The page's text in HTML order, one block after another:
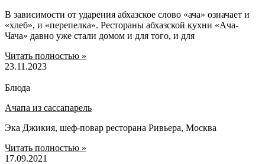
В зависимости от ударения абхазское слово «ача» означает и
«хлеб», и «перепелка». Рестораны абхазской кухни «Ача-
Чача» давно уже стали домом и для того, и для
Читать полностью »
23.11.2023
Блюда
Ачапа из сассапарель
Эка Джикия, шеф-повар ресторана Ривьера, Москва
Читать полностью »
17.09.2021